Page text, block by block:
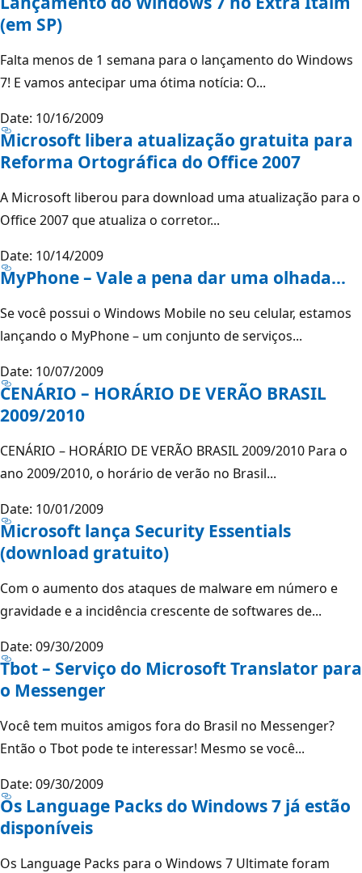
(em SP)
Falta menos de 1 semana para o lançamento do Windows
7! E vamos antecipar uma ótima notícia: O...
Date: 10/16/2009
Microsoft libera atualização gratuita para
Reforma Ortográfica do Office 2007
A Microsoft liberou para download uma atualização para o
Office 2007 que atualiza o corretor...
Date: 10/14/2009
MyPhone – Vale a pena dar uma olhada…
Se você possui o Windows Mobile no seu celular, estamos
lançando o MyPhone – um conjunto de serviços...
Date: 10/07/2009
CENÁRIO – HORÁRIO DE VERÃO BRASIL
2009/2010
CENÁRIO – HORÁRIO DE VERÃO BRASIL 2009/2010 Para o
ano 2009/2010, o horário de verão no Brasil...
Date: 10/01/2009
Microsoft lança Security Essentials
(download gratuito)
Com o aumento dos ataques de malware em número e
gravidade e a incidência crescente de softwares de...
Date: 09/30/2009
Tbot – Serviço do Microsoft Translator para
o Messenger
Você tem muitos amigos fora do Brasil no Messenger?
Então o Tbot pode te interessar! Mesmo se você...
Date: 09/30/2009
Os Language Packs do Windows 7 já estão
disponíveis
Os Language Packs para o Windows 7 Ultimate foram